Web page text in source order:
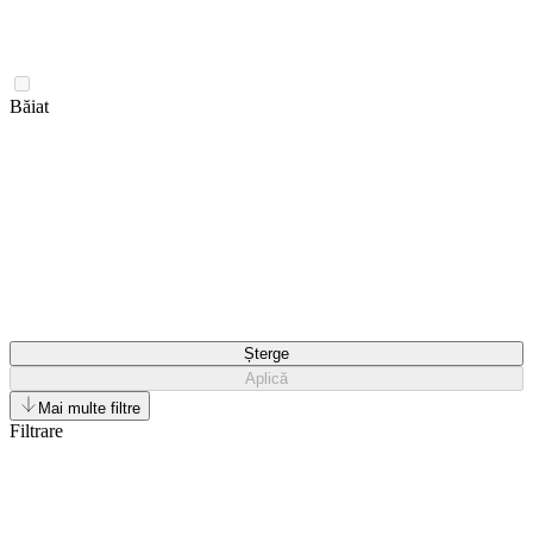
Băiat
Șterge
Aplică
Mai multe filtre
Filtrare